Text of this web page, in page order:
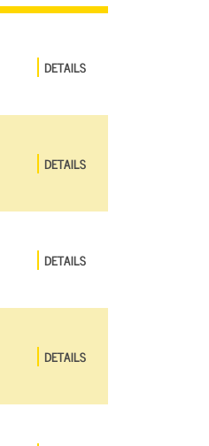
DETAILS
DETAILS
DETAILS
DETAILS